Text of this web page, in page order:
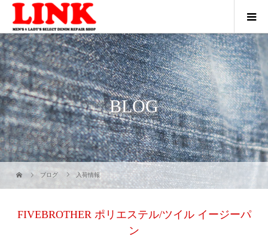
BLOG
ブログ 入荷情報
FIVEBROTHER ポリエステル/ツイル イージーパ
ン